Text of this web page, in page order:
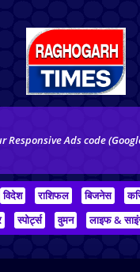
Responsive Ads code
विदेश राशिफल बिजनेस
स्पोर्ट्स वुमन लाइफ &